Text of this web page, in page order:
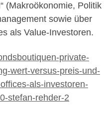
(Makroökonomie, Politik
sowie über
als Value-Investoren.
private-
wert-versus-preis-und-
als-investoren-
stefan-rehder-2